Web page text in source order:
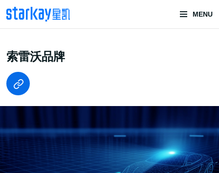
MENU
头部潮玩
技术服务商
潮玩技术解决方案
索雷沃品牌